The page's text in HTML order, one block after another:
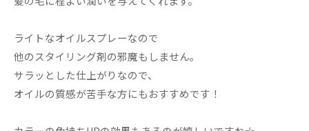
ライトなオイルスプレーなので
他のスタイリング剤の邪魔もしません。
サラッとした仕上がりなので、
オイルの質感が苦手な方にもおすすめです！